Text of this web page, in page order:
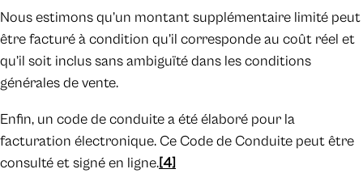
Nous estimons qu’un montant supplémentaire limité peut
être facturé à condition qu’il corresponde au coût réel et
qu’il soit inclus sans ambiguïté dans les conditions
générales de vente.
Enfin, un code de conduite a été élaboré pour la
facturation électronique. Ce Code de Conduite peut être
consulté et signé en ligne.[4]